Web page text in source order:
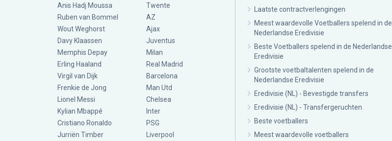
Anis Hadj Moussa
Ruben van Bommel
Wout Weghorst
Davy Klaassen
Memphis Depay
Erling Haaland
Virgil van Dijk
Frenkie de Jong
Lionel Messi
Kylian Mbappé
Cristiano Ronaldo
Jurriën Timber
Twente
AZ
Ajax
Juventus
Milan
Real Madrid
Barcelona
Man Utd
Chelsea
Inter
PSG
Liverpool
Laatste contractverlengingen
Meest waardevolle Voetballers spelend in de
Nederlandse Eredivisie
Beste Voetballers spelend in de Nederlandse
Eredivisie
Grootste voetbaltalenten spelend in de
Nederlandse Eredivisie
Eredivisie (NL) - Bevestigde transfers
Eredivisie (NL) - Transfergeruchten
Beste voetballers
Meest waardevolle voetballers